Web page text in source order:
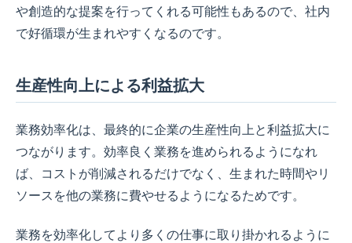
や創造的な提案を行ってくれる可能性もあるので、社内
で好循環が生まれやすくなるのです。
生産性向上による利益拡大
業務効率化は、最終的に企業の生産性向上と利益拡大に
つながります。効率良く業務を進められるようになれ
ば、コストが削減されるだけでなく、生まれた時間やリ
ソースを他の業務に費やせるようになるためです。
業務を効率化してより多くの仕事に取り掛かれるように